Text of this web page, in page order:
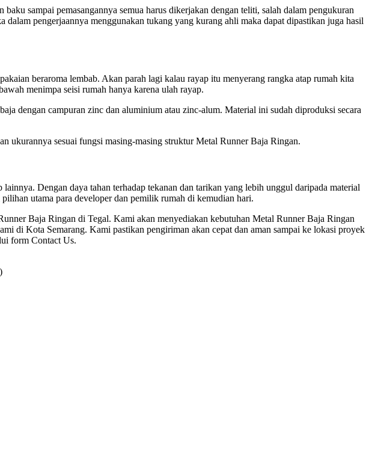
sampai pemasangannya semua harus dikerjakan dengan teliti, salah dalam pengukuran
pengerjaannya menggunakan tukang yang kurang ahli maka dapat dipastikan juga hasil
beraroma lembab. Akan parah lagi kalau rayap itu menyerang rangka atap rumah kita
menimpa seisi rumah hanya karena ulah rayap.
dengan campuran zinc dan aluminium atau zinc-alum. Material ini sudah diproduksi secara
ukurannya sesuai fungsi masing-masing struktur Metal Runner Baja Ringan.
Dengan daya tahan terhadap tekanan dan tarikan yang lebih unggul daripada material
utama para developer dan pemilik rumah di kemudian hari.
Baja Ringan di Tegal. Kami akan menyediakan kebutuhan Metal Runner Baja Ringan
di Kota Semarang. Kami pastikan pengiriman akan cepat dan aman sampai ke lokasi proyek
form Contact Us.
)